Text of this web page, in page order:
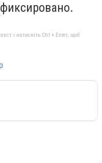
і натисніть Ctrl + Enter, щоб